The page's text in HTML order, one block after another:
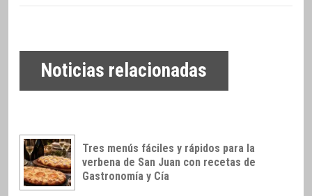
Noticias relacionadas
Tres menús fáciles y rápidos para la
verbena de San Juan con recetas de
Gastronomía y Cía